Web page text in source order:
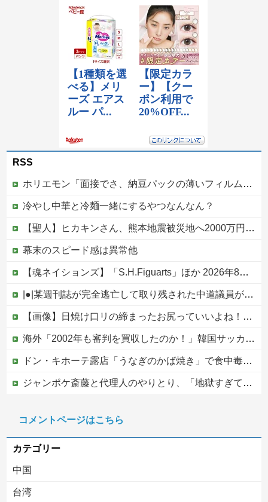
RSS
ホリエモン「面接でさ、納豆パックの薄いフィルムって何のために入っていの？って聞くわけ」
冷やし中華と冷麺一緒にするやつなんなん？
【聖人】ヒカキンさん、熊本地震被災地へ2000万円の寄付！
幕末のスピード感は異常他
【魂ネイションズ】「S.H.Figuarts」ほか 2026年8月発売商品【スケジュール公開】
|●|某週刊誌が完全逃亡して取り残された中道議員が絶体絶命の窮地、「今度は宏池会に矛先を向けたか……」と節操の無さに呆れる人が続出
【画像】日焼け口リの締まったお尻っていいよね！ｗｗｗｗｗ
海外「2002年も審判を買収したのか！」韓国サッカー協会による国際試合の審判買収が発覚し大騒ぎ！【海外の反応】
ドン・キホーテ露店「うなぎのかば焼き」で食中毒 男女14人が発熱や腹痛など訴え…サルモネラ属の菌検出
ジャンポケ斎藤と代理人のやりとり、「地獄すぎて完全にコントになってる……」と衝撃を受ける人が続出中
【ヤバい】100件以上の窃盗をしたトルコ国籍の男3人を逮捕 #移民 #外国人
コメントページはこちら
カテゴリー
中国
台湾